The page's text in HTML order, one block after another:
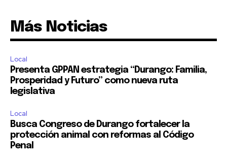
Más Noticias
Local
Presenta GPPAN estrategia “Durango: Familia,
Prosperidad y Futuro” como nueva ruta
legislativa
Local
Busca Congreso de Durango fortalecer la
protección animal con reformas al Código
Penal